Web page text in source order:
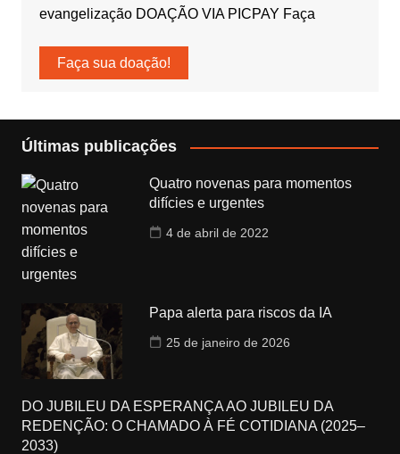
evangelização DOAÇÃO VIA PICPAY Faça
Faça sua doação!
Últimas publicações
Quatro novenas para momentos
difícies e urgentes
4 de abril de 2022
Papa alerta para riscos da IA
25 de janeiro de 2026
DO JUBILEU DA ESPERANÇA AO JUBILEU DA
REDENÇÃO: O CHAMADO À FÉ COTIDIANA (2025–
2033)